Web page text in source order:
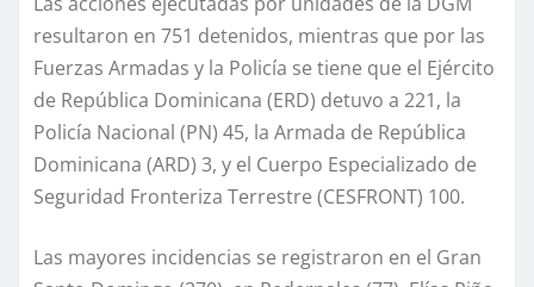
resultaron en 751 detenidos, mientras que por las
Fuerzas Armadas y la Policía se tiene que el Ejército
de República Dominicana (ERD) detuvo a 221, la
Policía Nacional (PN) 45, la Armada de República
Dominicana (ARD) 3, y el Cuerpo Especializado de
Seguridad Fronteriza Terrestre (CESFRONT) 100.
Las mayores incidencias se registraron en el Gran